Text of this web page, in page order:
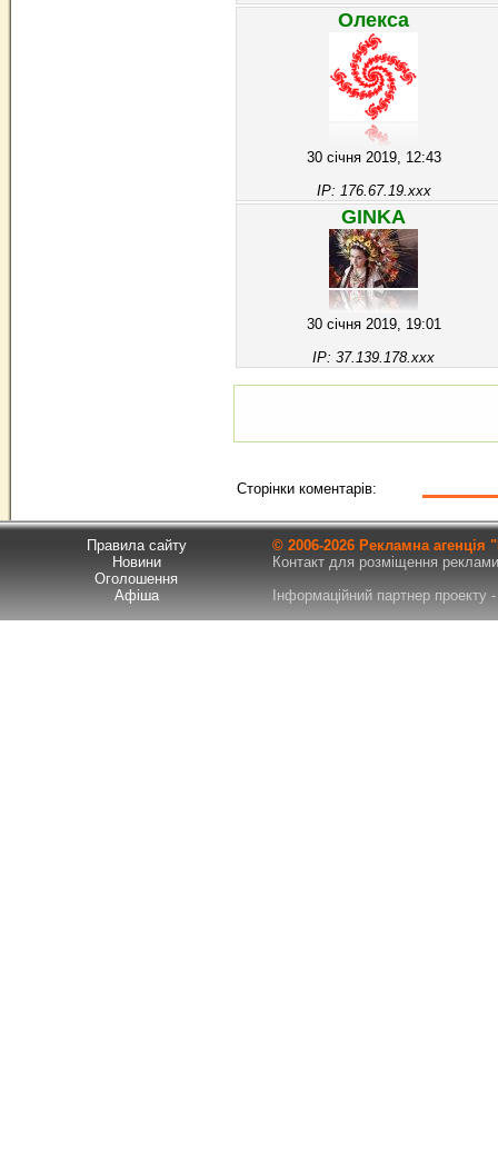
Олекса
30 січня 2019, 12:43
IP: 176.67.19.xxx
GINKA
30 січня 2019, 19:01
IP: 37.139.178.xxx
Сторінки коментарів:
Правила сайту
Новини
Оголошення
Афіша
© 2006-2026 Рекламна
Контакт для розміщення
Інформаційний партнер проекту